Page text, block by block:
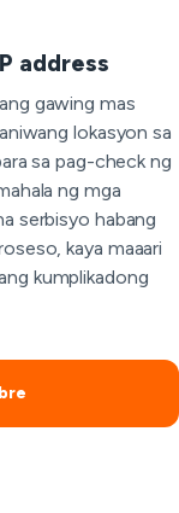
address
gawing mas
lokasyon sa
sa pag-check ng
ng mga
serbisyo habang
kaya maaari
kumplikadong